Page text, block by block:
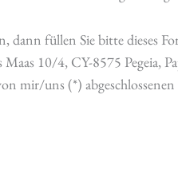
füllen Sie bitte dieses
10/4, CY-8575 Pegeia,
mir/uns (*)